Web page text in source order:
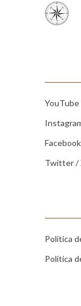
YouTube
Facebook
Twitter /
Política
Política